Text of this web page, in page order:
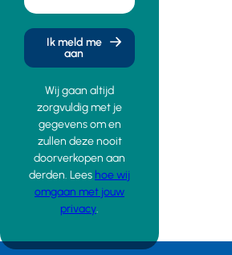
Ik meld me
aan
Wij gaan altijd
zorgvuldig met je
gegevens om en
zullen deze nooit
doorverkopen aan
derden. Lees hoe wij
omgaan met jouw
privacy.